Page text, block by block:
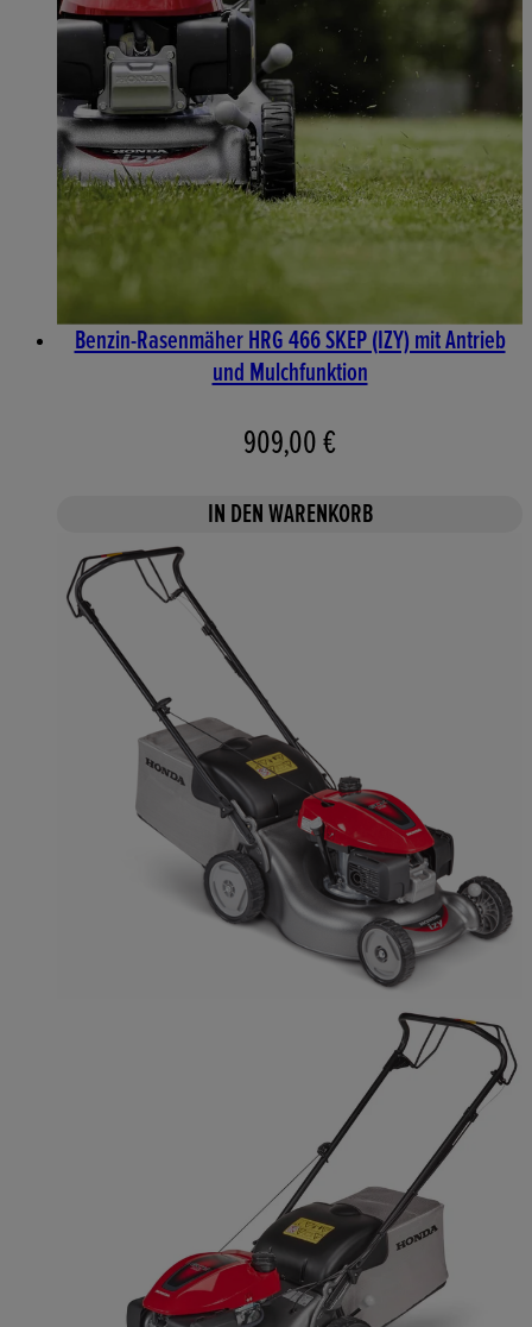
Benzin-Rasenmäher HRG 466 SKEP (IZY) mit Antrieb
und Mulchfunktion
909,00 €
IN DEN WARENKORB